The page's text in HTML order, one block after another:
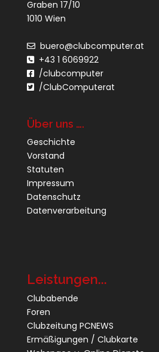
Graben 17/10
1010 Wien
buero@clubcomputer.at
+43 1 6069922
/clubcomputer
/ClubComputerat
Über uns ….
Geschichte
Vorstand
Statuten
Impressum
Datenschutz
Datenverarbeitung
Leistungen...
Clubabende
Foren
Clubzeitung PCNEWS
Ermäßigungen / Clubkarte